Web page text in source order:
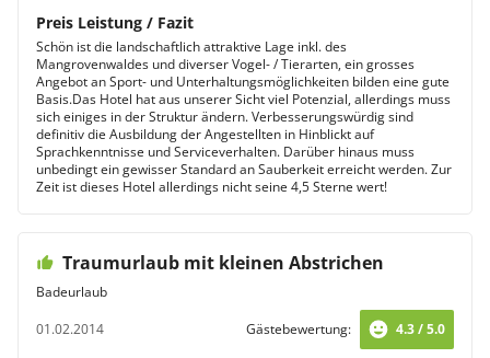
Preis Leistung / Fazit
Schön ist die landschaftlich attraktive Lage inkl. des
Mangrovenwaldes und diverser Vogel- / Tierarten, ein grosses
Angebot an Sport- und Unterhaltungsmöglichkeiten bilden eine gute
Basis.Das Hotel hat aus unserer Sicht viel Potenzial, allerdings muss
sich einiges in der Struktur ändern. Verbesserungswürdig sind
definitiv die Ausbildung der Angestellten in Hinblickt auf
Sprachkenntnisse und Serviceverhalten. Darüber hinaus muss
unbedingt ein gewisser Standard an Sauberkeit erreicht werden. Zur
Zeit ist dieses Hotel allerdings nicht seine 4,5 Sterne wert!
Traumurlaub mit kleinen Abstrichen
Badeurlaub
01.02.2014
Gästebewertung: 4.3 / 5.0